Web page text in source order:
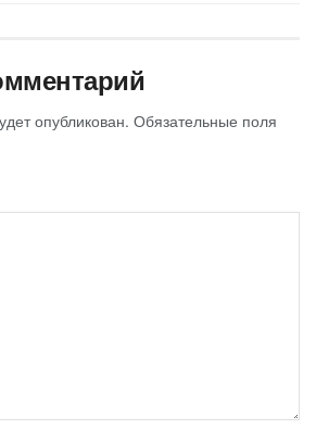
опубликован. Обязательные поля